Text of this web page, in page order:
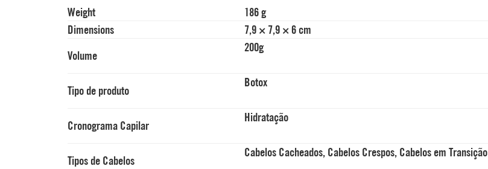
Weight
186 g
Dimensions
7,9 × 7,9 × 6 cm
Volume
200g
Tipo de produto
Botox
Cronograma Capilar
Hidratação
Tipos de Cabelos
Cabelos Cacheados, Cabelos Crespos, Cabelos em Transição